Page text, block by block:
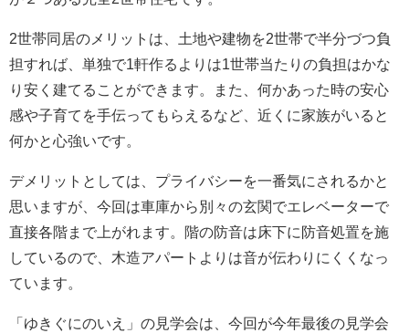
ブログ
会社案内
2世帯同居のメリットは、土地や建物を2世帯で半分づつ負
担すれば、単独で1軒作るよりは1世帯当たりの負担はかな
り安く建てることができます。また、何かあった時の安心
感や子育てを手伝ってもらえるなど、近くに家族がいると
何かと心強いです。
デメリットとしては、プライバシーを一番気にされるかと
思いますが、今回は車庫から別々の玄関でエレベーターで
直接各階まで上がれます。階の防音は床下に防音処置を施
しているので、木造アパートよりは音が伝わりにくくなっ
ています。
「ゆきぐにのいえ」の見学会は、今回が今年最後の見学会